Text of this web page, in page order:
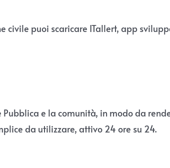
puoi scaricare ITallert, app
e la comunità, in modo da
da utilizzare, attivo 24 ore su 24.